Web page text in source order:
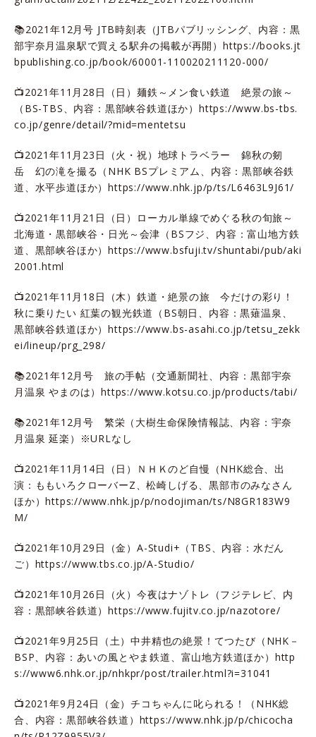
📚2021年12月号 JTB時刻表（JTBパブリッシング、内容：黒
部宇奈月温泉駅で買える駅弁の掲載が再開）https://books.jt
bpublishing.co.jp/book/60001-110020211120-000/
📺2021年11月28日（日）麺鉄～メン食い鉄道 絶景の旅～
（BS-TBS、内容：黒部峡谷鉄道ほか） https://www.bs-tbs.
co.jp/genre/detail/?mid=mentetsu
📺2021年11月23日（火・祝）地球トラベラー 錦秋の剱
岳 幻の滝を撮る（NHK BSプレミアム、内容：黒部峡谷鉄
道、水平歩道ほか）https://www.nhk.jp/p/ts/L6463L9J61/
📺2021年11月21日（日）ローカル単線でめぐる秋の旬旅～
北海道・黒部峡谷・日光～会津（BSフジ、内容：富山地方鉄
道、黒部峡谷ほか）https://www.bsfuji.tv/shuntabi/pub/aki
2001.html
📺2021年11月18日（木）鉄道・絶景の旅 今だけの彩り！
秋に乗りたい 紅葉の観光鉄道（BS朝日、内容：黒薙温泉、
黒部峡谷鉄道ほか）https://www.bs-asahi.co.jp/tetsu_zekk
ei/lineup/prg_298/
📚2021年12月号 旅の手帖（交通新聞社、内容：黒部宇奈
月温泉 やまのは）https://www.kotsu.co.jp/products/tabi/
📚2021年12月号 繁栄（大樹生命保険情報誌、内容：宇奈
月温泉 延楽）※URLなし
📺2021年11月14日（日）ＮＨＫのど自慢（NHK総合、出
演：ももいろクローバーZ、松崎しげる、黒部市のみなさん
ほか）https://www.nhk.jp/p/nodojiman/ts/N8GR183W9
M/
📺2021年10月29日（金）A-Studi+（TBS、内容：水だん
ご） https://www.tbs.co.jp/A-Studio/
📺2021年10月26日（火）今夜はナゾトレ（フジテレビ、内
容：黒部峡谷鉄道）https://www.fujitv.co.jp/nazotore/
📺2021年9月25日（土）中井精也の絶景！てつたび（NHK－
BSP、内容：あいの風とやま鉄道、富山地方鉄道ほか） http
s://www6.nhk.or.jp/nhkpr/post/trailer.html?i=31041
📺2021年9月24日（金）チコちゃんに叱られる！（NHK総
合、内容：黒部峡谷鉄道） https://www.nhk.jp/p/chicocha